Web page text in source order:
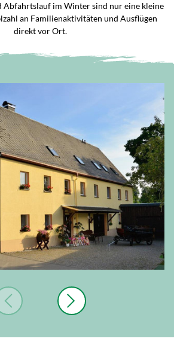
Abfahrtslauf im Winter sind nur eine kleine
an Familienaktivitäten und Ausflügen
direkt vor Ort.